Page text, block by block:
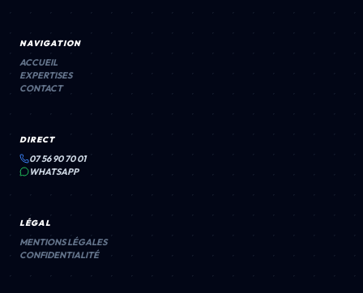
NAVIGATION
ACCUEIL
EXPERTISES
CONTACT
DIRECT
07 56 90 70 01
WHATSAPP
LÉGAL
MENTIONS LÉGALES
CONFIDENTIALITÉ